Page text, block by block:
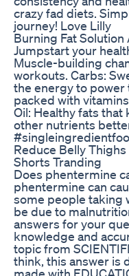
crazy fad diets.
journey! Love Lilly
Burning Fat
Jumpstart your
Muscle-building
workouts. Carbs:
the energy to power
packed with
Oil: Healthy fats
other nutrients
Reduce Belly
Shorts Tranding
Does phentermine
phentermine can
some people taking
be due to
answers for your
knowledge and
topic from
think, this answer is
made with